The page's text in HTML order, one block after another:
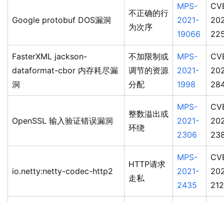
Google protobuf DOS漏洞
不正确的行
为次序
MPS-
2021-
19066
FasterXML jackson-
dataformat-cbor 内存耗尽漏
洞
不加限制或
调节的资源
分配
MPS-
2021-
1998
OpenSSL 输入验证错误漏洞
整数溢出或
环绕
MPS-
2021-
2306
io.netty:netty-codec-http2
HTTP请求
走私
MPS-
2021-
2435